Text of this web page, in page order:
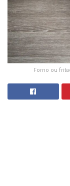
Forno ou